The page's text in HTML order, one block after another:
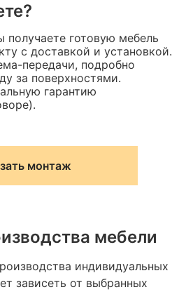
получаете готовую мебель
с доставкой и установкой.
передачи, подробно
за поверхностями.
гарантию
монтаж
мебели
индивидуальных
зависеть от выбранных